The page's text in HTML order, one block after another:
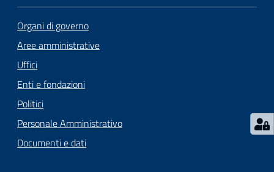
su
Organi di governo
Aree amministrative
Uffici
Enti e fondazioni
Politici
Personale Amministrativo
Documenti e dati